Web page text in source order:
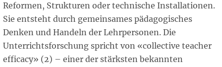
Reformen, Strukturen oder technische Installationen.
Sie entsteht durch gemeinsames pädagogisches
Denken und Handeln der Lehrpersonen. Die
Unterrichtsforschung spricht von «collective teacher
efficacy» (2) – einer der stärksten bekannten